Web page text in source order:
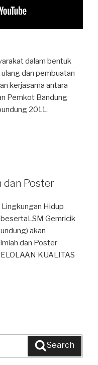
dalam bentuk
dan pembuatan
kerjasama antara
Pemkot Bandung
2011.
dan Poster
Hidup
Gemricik
akan
dan Poster
KUALITAS
Search